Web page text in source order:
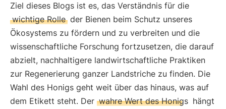
Ziel dieses Blogs ist es, das Verständnis für die
wichtige Rolle der Bienen beim Schutz unseres
Ökosystems zu fördern und zu verbreiten und die
wissenschaftliche Forschung fortzusetzen, die darauf
abzielt, nachhaltigere landwirtschaftliche Praktiken
zur Regenerierung ganzer Landstriche zu finden. Die
Wahl des Honigs geht weit über das hinaus, was auf
dem Etikett steht. Der wahre Wert des Honigs hängt